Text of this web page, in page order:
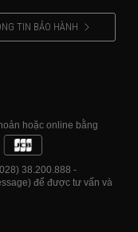
TIN BẢO HÀNH
hoặc online bằng
38.200.888 -
để được tư vấn và